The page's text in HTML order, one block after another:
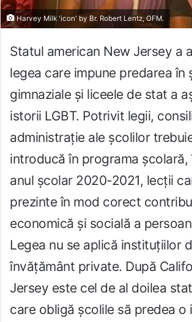
Harvey Milk 'icon' by Br. Robert Lentz, OFM.
Statul american New Jersey a
legea care impune predarea în
gimnaziale și liceele de stat a
istorii LGBT. Potrivit legii,
administrație ale școlilor
introducă în programa școlară,
anul școlar 2020-2021, lecții
prezinte în mod corect
economică și socială a
Legea nu se aplică instituțiilor
învățământ private. După
Jersey este cel de al doilea
care obligă școlile să predea